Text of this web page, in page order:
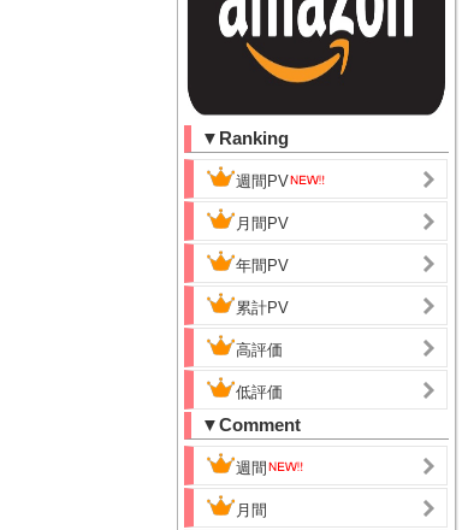
▼Ranking
週間PV
月間PV
年間PV
累計PV
高評価
低評価
▼Comment
週間
月間